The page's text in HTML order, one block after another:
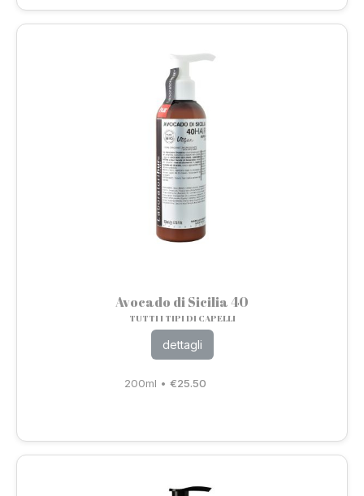
Avocado di Sicilia 40
TUTTI I TIPI DI CAPELLI
dettagli
200ml •€25.50